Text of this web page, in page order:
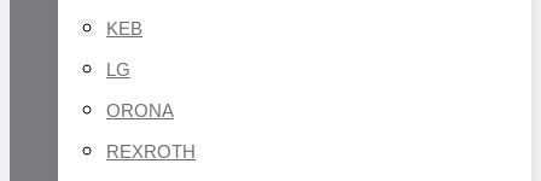
KEB
LG
ORONA
REXROTH